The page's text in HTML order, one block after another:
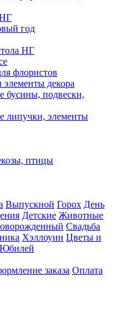
год
НГ
флористов
элементы декора
бусины, подвески,
липучки, элементы
птицы
Выпускной Горох День
Детские Животные
Свадьба
Хэллоуин Цветы и
Юбилей
заказа Оплата